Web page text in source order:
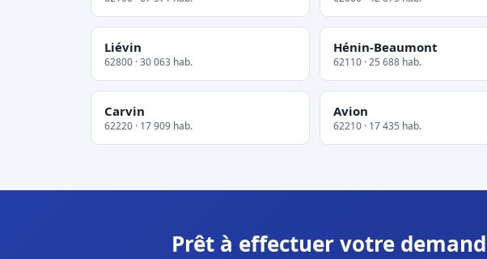
Liévin
62800 · 30 063 hab.
Hénin-Beaumont
62110 · 25 688 hab.
Carvin
62220 · 17 909 hab.
Avion
62210 · 17 435 hab.
Prêt à effectuer votre